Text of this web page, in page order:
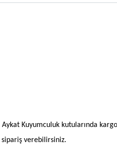
Kuyumculuk kutularında
sipariş verebilirsiniz.